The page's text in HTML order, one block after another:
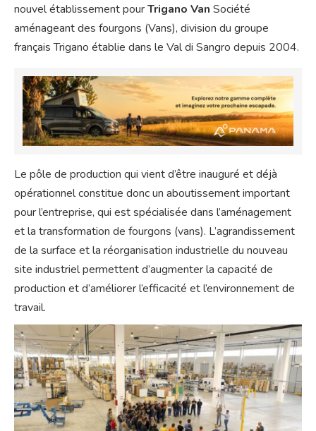
nouvel établissement pourTrigano Van Société
aménageant des fourgons (Vans), division du groupe
français Trigano établie dans le Val di Sangro depuis 2004.
Le pôle de production qui vient d’être inauguré et déjà
opérationnel constitue donc un aboutissement important
pour l’entreprise, qui est spécialisée dans l’aménagement
et la transformation de fourgons (vans). L’agrandissement
de la surface et la réorganisation industrielle du nouveau
site industriel permettent d’augmenter la capacité de
production et d’améliorer l’efficacité et l’environnement de
travail.